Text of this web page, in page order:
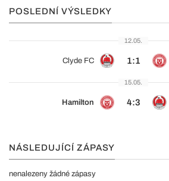
POSLEDNÍ VÝSLEDKY
12.05.
Clyde FC 1:1
15.05.
Hamilton 4:3
NÁSLEDUJÍCÍ ZÁPASY
nenalezeny žádné zápasy